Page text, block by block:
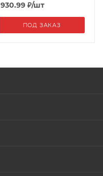
930.99₽/шт
ПОД ЗАКАЗ